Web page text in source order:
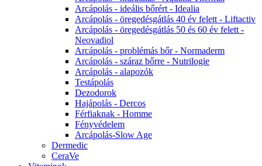
Arcápolás - ideális bőrért - Idealia
Arcápolás - öregedésgátlás 40 év felett - Liftactiv
Arcápolás - öregedésgátlás 50 és 60 év felett -
Neovadiol
Arcápolás - problémás bőr - Normaderm
Arcápolás - száraz bőrre - Nutrilogie
Arcápolás - alapozók
Testápolás
Dezodorok
Hajápolás - Dercos
Férfiaknak - Homme
Fényvédelem
Arcápolás-Slow Age
Dermedic
CeraVe